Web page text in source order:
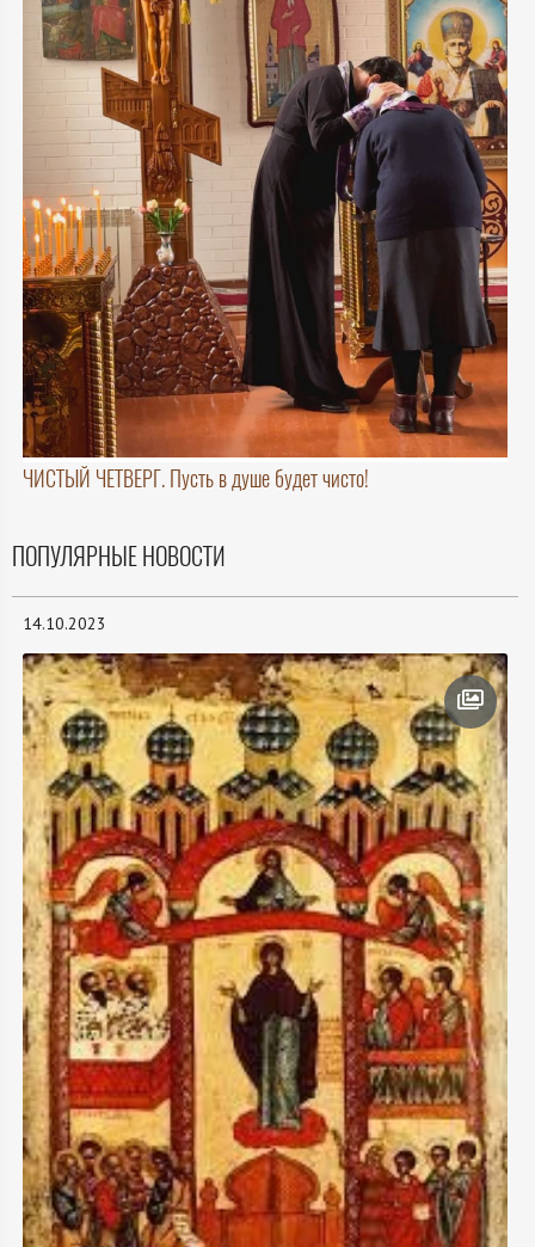
ЧИСТЫЙ ЧЕТВЕРГ. Пусть в душе будет чисто!
ПОПУЛЯРНЫЕ НОВОСТИ
14.10.2023